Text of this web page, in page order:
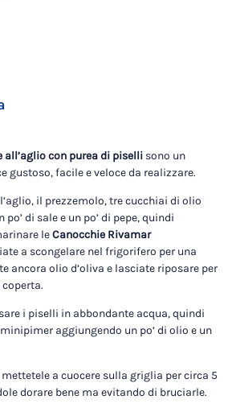
con purea di piselli sono un
gustoso, facile e veloce da realizzare.
il prezzemolo, tre cucchiai di olio
di sale e un po’ di pepe, quindi
leCanocchie Rivamar
a scongelare nel frigorifero per una
ancora olio d’oliva e lasciate riposare per
i piselli in abbondante acqua, quindi
aggiungendo un po’ di olio e un
a cuocere sulla griglia per circa 5
dorare bene ma evitando di bruciarle.